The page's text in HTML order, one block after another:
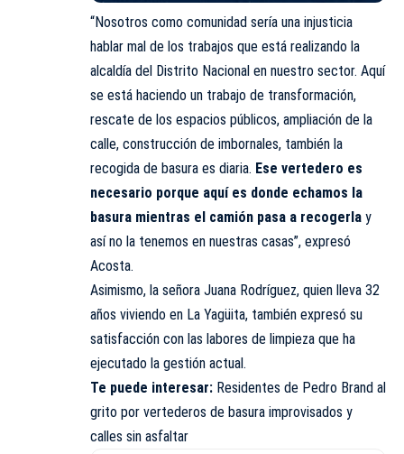
“Nosotros como comunidad sería una injusticia
hablar mal de los trabajos que está realizando la
alcaldía del Distrito Nacional en nuestro sector. Aquí
se está haciendo un trabajo de transformación,
rescate de los espacios públicos, ampliación de la
calle, construcción de imbornales, también la
recogida de basura es diaria. Ese vertedero es
necesario porque aquí es donde echamos la
basura mientras el camión pasa a recogerla y
así no la tenemos en nuestras casas”, expresó
Acosta.
Asimismo, la señora Juana Rodríguez, quien lleva 32
años viviendo en La Yagüita, también expresó su
satisfacción con las labores de limpieza que ha
ejecutado la gestión actual.
Te puede interesar: Residentes de Pedro Brand al
grito por vertederos de basura improvisados y
calles sin asfaltar